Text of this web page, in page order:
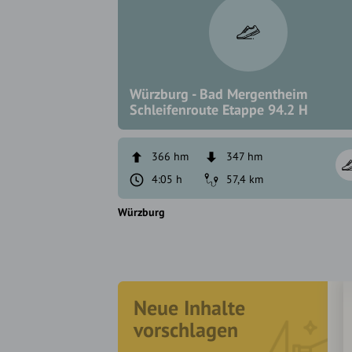
Würzburg - Bad Mergentheim
Schleifenroute Etappe 94.2 H
366 hm
347 hm
4:05 h
57,4 km
Würzburg
Neue Inhalte
vorschlagen